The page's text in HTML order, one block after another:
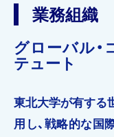
業務組織
グローバル・
テュート
東北大学が有する
用し、戦略的な国